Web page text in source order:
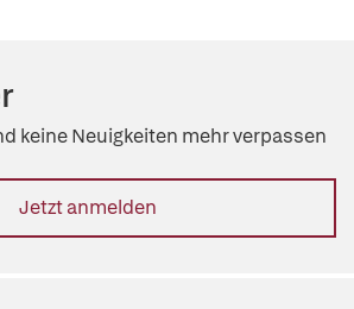
keine Neuigkeiten mehr verpassen
Jetzt anmelden